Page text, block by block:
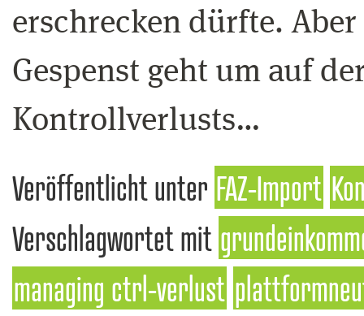
erschrecken dürfte.
Gespenst geht um auf
Kontrollverlusts…
Veröffentlicht unter FAZ-Import
Verschlagwortet mit
managing ctrl-verlust